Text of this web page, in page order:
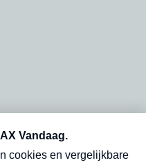
dinsdagochtend in